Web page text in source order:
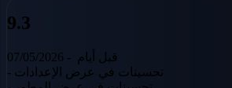
9.3
07/05/2026 - قبل أيام
- تحسينات في عرض الإعدادات